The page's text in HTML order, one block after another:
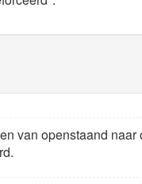
van openstaand